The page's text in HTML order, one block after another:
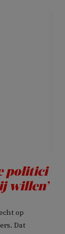
politici
willen’
op
Dat